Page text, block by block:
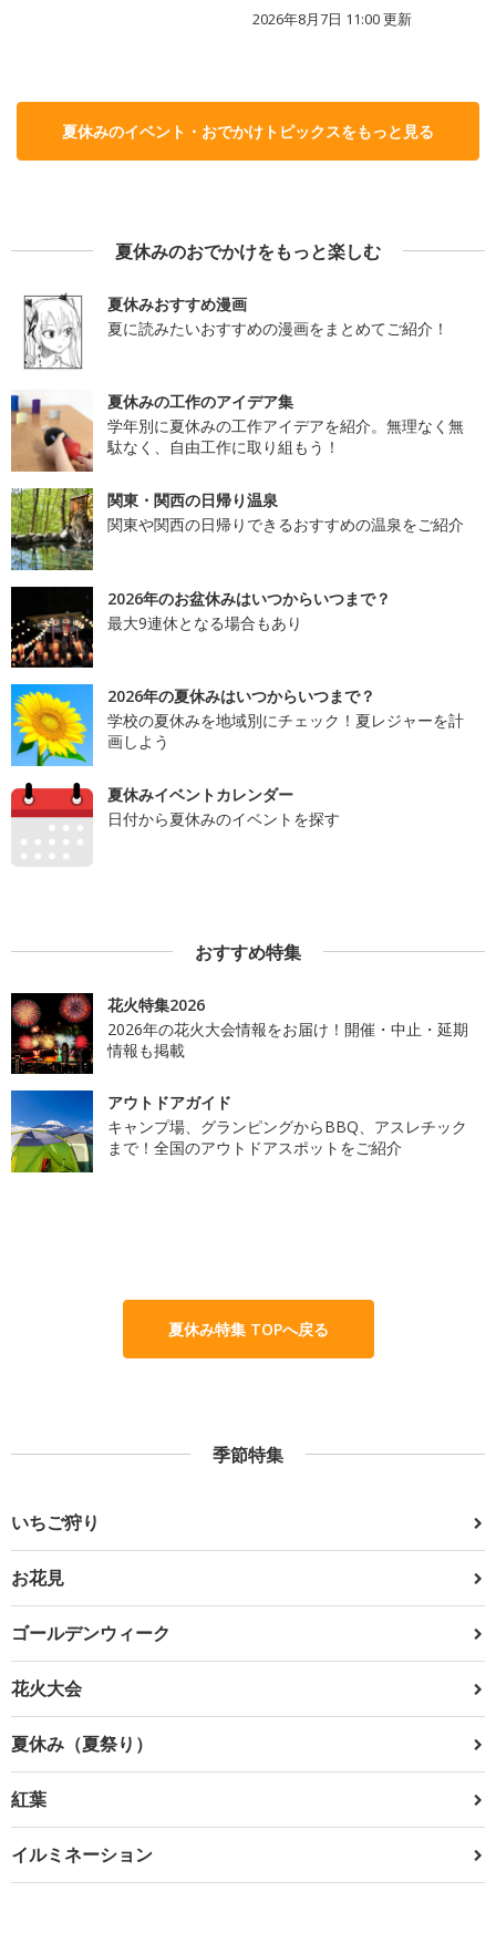
2026年8月7日 11:00更新
夏休みのイベント・おでかけトピックスをもっと見る
夏休みのおでかけをもっと楽しむ
夏休みおすすめ漫画
夏に読みたいおすすめの漫画をまとめてご紹介！
夏休みの工作のアイデア集
学年別に夏休みの工作アイデアを紹介。無理なく無
駄なく、自由工作に取り組もう！
関東・関西の日帰り温泉
関東や関西の日帰りできるおすすめの温泉をご紹介
2026年のお盆休みはいつからいつまで？
最大9連休となる場合もあり
2026年の夏休みはいつからいつまで？
学校の夏休みを地域別にチェック！夏レジャーを計
画しよう
夏休みイベントカレンダー
日付から夏休みのイベントを探す
おすすめ特集
花火特集2026
2026年の花火大会情報をお届け！開催・中止・延期
情報も掲載
アウトドアガイド
キャンプ場、グランピングからBBQ、アスレチック
まで！全国のアウトドアスポットをご紹介
夏休み特集 TOPへ戻る
季節特集
いちご狩り
お花見
ゴールデンウィーク
花火大会
夏休み（夏祭り）
紅葉
イルミネーション